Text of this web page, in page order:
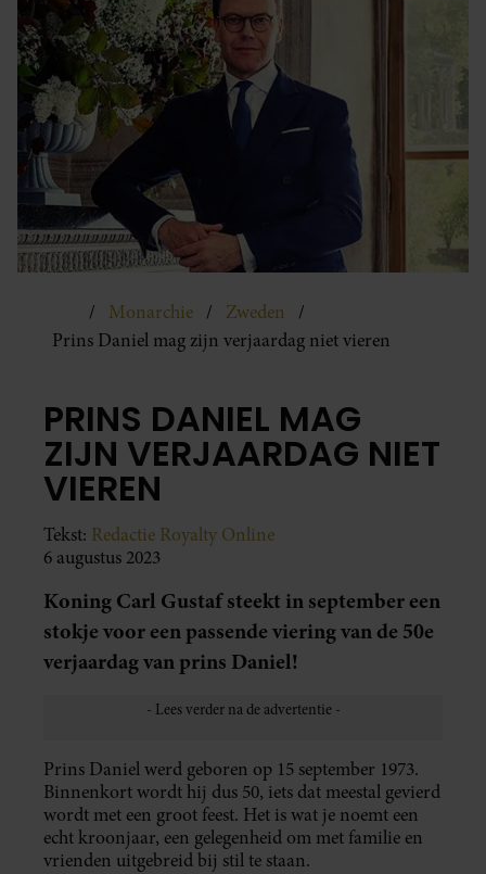
Monarchie
Zweden
Prins Daniel mag zijn verjaardag niet vieren
PRINS DANIEL MAG
ZIJN VERJAARDAG NIET
VIEREN
Tekst: Redactie Royalty Online
6 augustus 2023
Koning Carl Gustaf steekt in september een
stokje voor een passende viering van de 50e
verjaardag van prins Daniel!
Prins Daniel werd geboren op 15 september 1973.
Binnenkort wordt hij dus 50, iets dat meestal gevierd
wordt met een groot feest. Het is wat je noemt een
echt kroonjaar, een gelegenheid om met familie en
vrienden uitgebreid bij stil te staan.